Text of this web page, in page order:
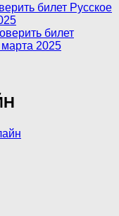
билет Русское
билет
марта 2025